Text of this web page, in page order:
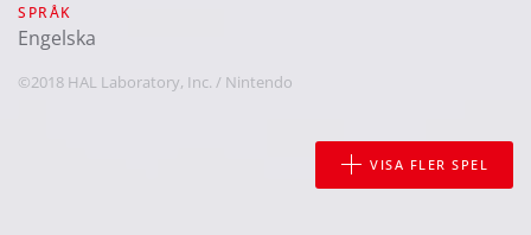
SPRÅK
engelska
©2018 HAL Laboratory, Inc. / Nintendo
VISA FLER SPEL